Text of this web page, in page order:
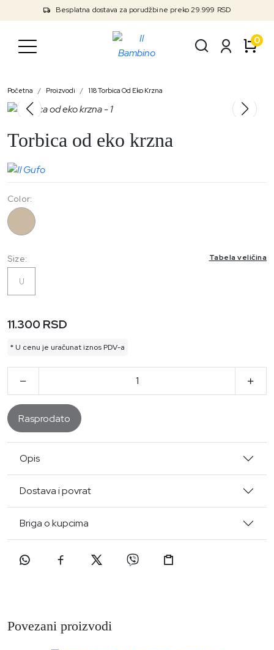
Besplatna dostava za porudžbine preko 29.999 RSD
0
Početna Proizvodi 118 Torbica Od Eko Krzna
Torbica od eko krzna
Size: Tabela veličina
U
Color:
11.300 RSD
* U cenu je uračunat iznos PDV-a
Rasprodato
Opis
Dostava i povrat
Briga o kupcima
Povezani proizvodi